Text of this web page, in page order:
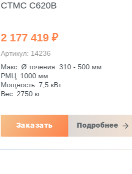
CTMC C620B
2 177 419 ₽
Артикул: 14236
Макс. Ø точения: 310 - 500 мм
РМЦ: 1000 мм
Мощность: 7,5 кВт
Вес: 2750 кг
Заказать Подробнее